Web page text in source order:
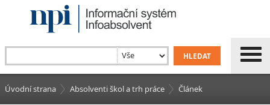
Úvodní strana Absolventi škol a trh práce Článek